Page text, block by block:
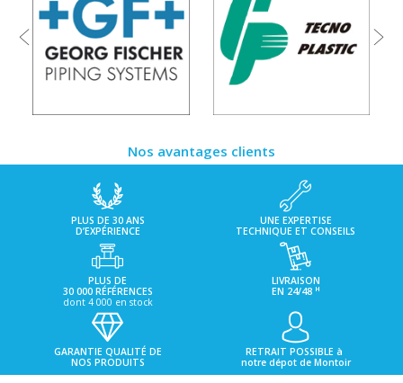
Nos avantages clients
PLUS DE 30 ANS
D’EXPÉRIENCE
UNE EXPERTISE
TECHNIQUE ET CONSEILS
PLUS DE
30 000 RÉFÉRENCES
dont 4 000 en stock
LIVRAISON
EN 24/48 H
GARANTIE QUALITÉ DE
NOS PRODUITS
RETRAIT POSSIBLE à
notre dépot de Montoir